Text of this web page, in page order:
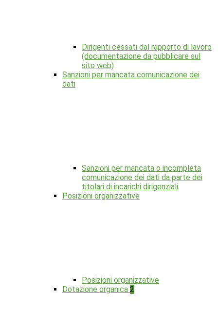
Dirigenti cessati dal rapporto di lavoro
(documentazione da pubblicare sul
sito web)
Sanzioni per mancata comunicazione dei
dati
Sanzioni per mancata o incompleta
comunicazione dei dati da parte dei
titolari di incarichi dirigenziali
Posizioni organizzative
Posizioni organizzative
Dotazione organica 2